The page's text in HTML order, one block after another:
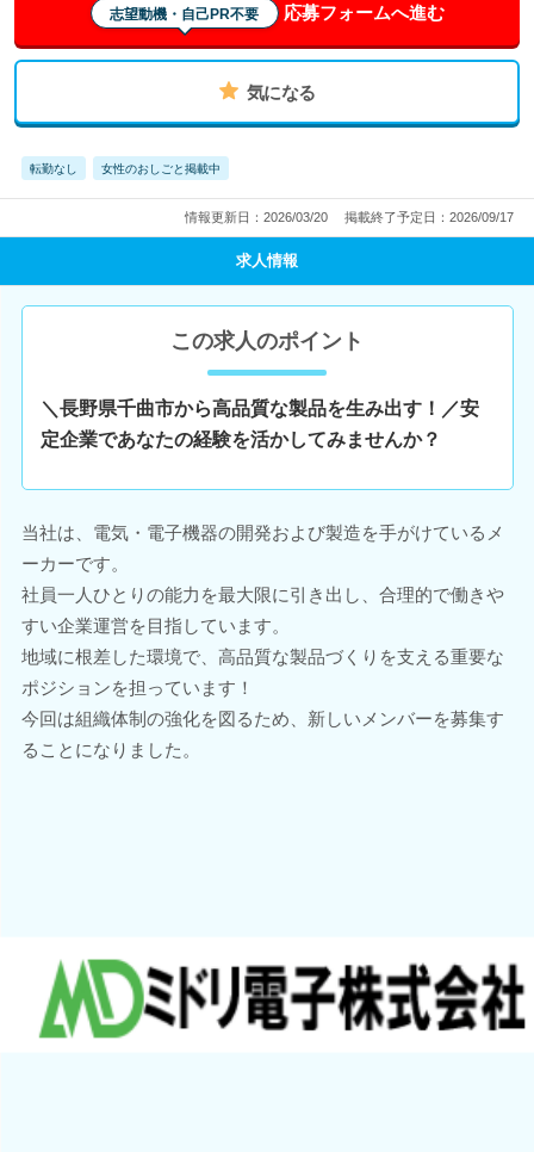
志望動機・自己PR不要 応募フォームへ進む
気になる
転勤なし 女性のおしごと掲載中
情報更新日：2026/03/20 掲載終了予定日：2026/09/17
求人情報
この求人のポイント
＼長野県千曲市から高品質な製品を生み出す！／安
定企業であなたの経験を活かしてみませんか？
当社は、電気・電子機器の開発および製造を手がけているメ
ーカーです。
社員一人ひとりの能力を最大限に引き出し、合理的で働きや
すい企業運営を目指しています。
地域に根差した環境で、高品質な製品づくりを支える重要な
ポジションを担っています！
今回は組織体制の強化を図るため、新しいメンバーを募集す
ることになりました。